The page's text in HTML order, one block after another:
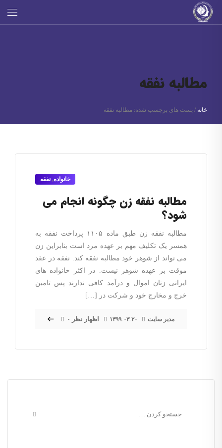
مطالبه نفقه
خانه / پست های برچسب شده: مطالبه نفقه
خانواده, نفقه
مطالبه نفقه زن چگونه انجام می
شود؟
مطالبه نفقه زن طبق ماده ۱۱۰۵ پرداخت نفقه به
همسر یک تکلیف مهم بر عهده مرد است بنابراین زن
می تواند از شوهر خود مطالبه نفقه کند. نفقه در عقد
موقت بر عهده شوهر نیست. در اکثر خانواده های
ایرانی زنان اموال و درآمد کافی ندارند پس تامین
خرج و مخارج خود و شرکت در […]
مدیر سایت ۱۳۹۹-۰۳-۲۰ ۰ اظهار نظر